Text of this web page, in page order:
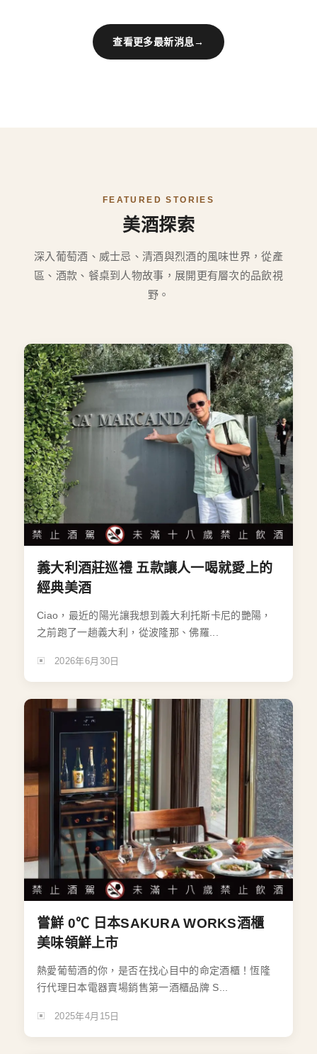
查看更多最新消息→
FEATURED STORIES
美酒探索
深入葡萄酒、威士忌、清酒與烈酒的風味世界，從產
區、酒款、餐桌到人物故事，展開更有層次的品飲視
野。
義大利酒莊巡禮 五款讓人一喝就愛上的
經典美酒
Ciao，最近的陽光讓我想到義大利托斯卡尼的艷陽，
之前跑了一趟義大利，從波隆那、佛羅...
2026年6月30日
嘗鮮 0℃ 日本SAKURA WORKS酒櫃
美味領鮮上市
熱愛葡萄酒的你，是否在找心目中的命定酒櫃！恆隆
行代理日本電器賣場銷售第一酒櫃品牌 S...
2025年4月15日